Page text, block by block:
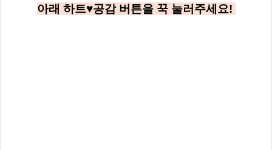
아래 하트♥공감 버튼을 꾹 눌러주세요!